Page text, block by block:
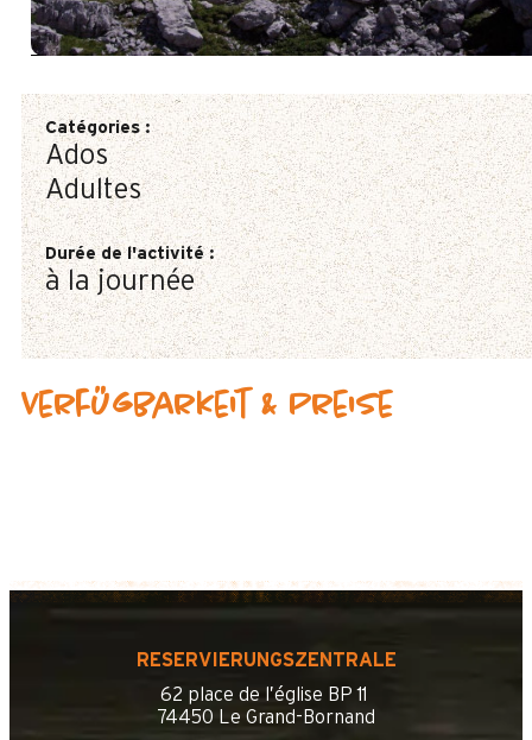
Catégories:
Ados
Adultes
Durée de l'activité:
à la journée
Verfügbarkeit & Preise
RESERVIERUNGSZENTRALE
62 place de l’église BP 11
74450 Le Grand-Bornand